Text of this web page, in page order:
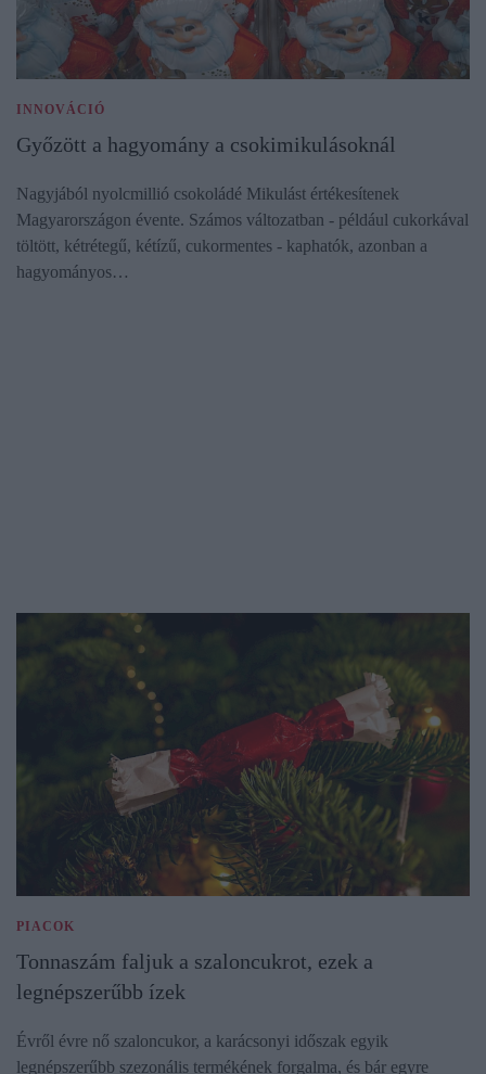
INNOVÁCIÓ
Győzött a hagyomány a csokimikulásoknál
Nagyjából nyolcmillió csokoládé Mikulást értékesítenek
Magyarországon évente. Számos változatban - például cukorkával
töltött, kétrétegű, kétízű, cukormentes - kaphatók, azonban a
hagyományos…
PIACOK
Tonnaszám faljuk a szaloncukrot, ezek a
legnépszerűbb ízek
Évről évre nő szaloncukor, a karácsonyi időszak egyik
legnépszerűbb szezonális termékének forgalma, és bár egyre